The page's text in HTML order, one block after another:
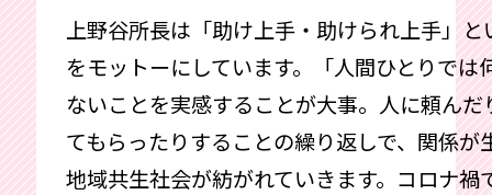
上野谷所長は「助け上手・助けられ上手」と
をモットーにしています。「人間ひとりでは
ないことを実感することが大事。人に頼んだ
てもらったりすることの繰り返しで、関係が
地域共生社会が紡がれていきます。コロナ禍